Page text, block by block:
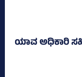
ಯಾವ ಅಧಿಕಾರಿ